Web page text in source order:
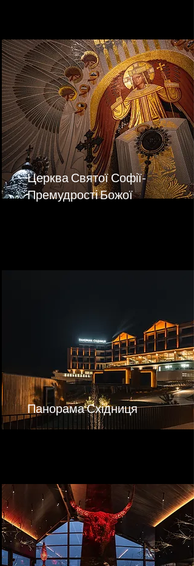
Церква Святої Софії-
Премудрості Божої
Панорама Східниця